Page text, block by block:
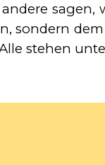
sagen,
sondern
Alle stehen